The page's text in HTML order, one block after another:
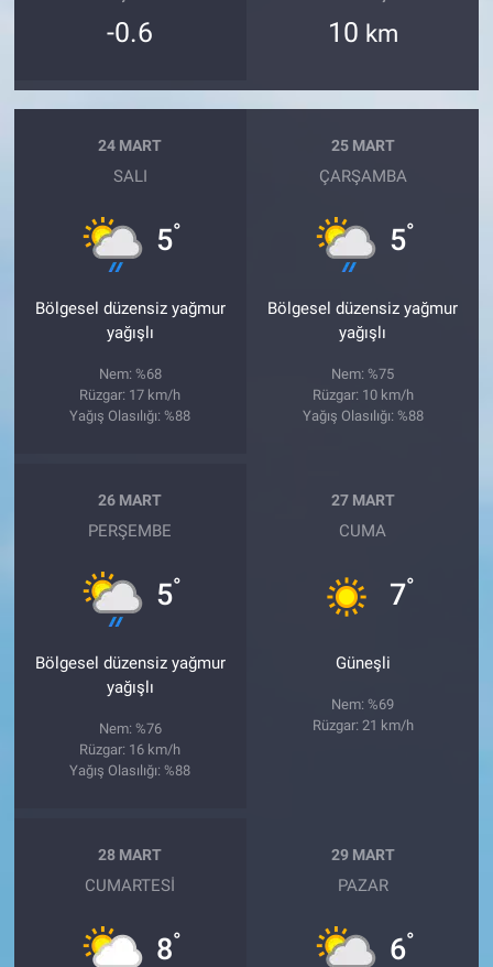
-0.6 10 km
24 MART
SALI
5°
Bölgesel düzensiz yağmur
yağışlı
Nem: %68
Rüzgar: 17 km/h
Yağış Olasılığı: %88
25 MART
ÇARŞAMBA
5°
Bölgesel düzensiz yağmur
yağışlı
Nem: %75
Rüzgar: 10 km/h
Yağış Olasılığı: %88
26 MART
PERŞEMBE
5°
Bölgesel düzensiz yağmur
yağışlı
Nem: %76
Rüzgar: 16 km/h
Yağış Olasılığı: %88
27 MART
CUMA
7°
Güneşli
Nem: %69
Rüzgar: 21 km/h
28 MART
CUMARTESI
8°
29 MART
PAZAR
6°